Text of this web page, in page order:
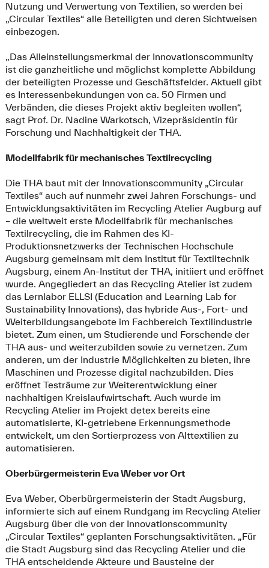
Nutzung und Verwertung von Textilien, so werden bei
„Circular Textiles“ alle Beteiligten und deren Sichtweisen
einbezogen.
„Das Alleinstellungsmerkmal der Innovationscommunity
ist die ganzheitliche und möglichst komplette Abbildung
der beteiligten Prozesse und Geschäftsfelder. Aktuell gibt
es Interessenbekundungen von ca. 50 Firmen und
Verbänden, die dieses Projekt aktiv begleiten wollen“,
sagt Prof. Dr. Nadine Warkotsch, Vizepräsidentin für
Forschung und Nachhaltigkeit der THA.
Modellfabrik für mechanisches Textilrecycling
Die THA baut mit der Innovationscommunity „Circular
Textiles“ auch auf nunmehr zwei Jahren Forschungs- und
Entwicklungsaktivitäten im Recycling Atelier Augburg auf
– die weltweit erste Modellfabrik für mechanisches
Textilrecycling, die im Rahmen des KI-
Produktionsnetzwerks der Technischen Hochschule
Augsburg gemeinsam mit dem Institut für Textiltechnik
Augsburg, einem An-Institut der THA, initiiert und eröffnet
wurde. Angegliedert an das Recycling Atelier ist zudem
das Lernlabor ELLSI (Education and Learning Lab for
Sustainability Innovations), das hybride Aus-, Fort- und
Weiterbildungsangebote im Fachbereich Textilindustrie
bietet. Zum einen, um Studierende und Forschende der
THA aus- und weiterzubilden sowie zu vernetzen. Zum
anderen, um der Industrie Möglichkeiten zu bieten, ihre
Maschinen und Prozesse digital nachzubilden. Dies
eröffnet Testräume zur Weiterentwicklung einer
nachhaltigen Kreislaufwirtschaft. Auch wurde im
Recycling Atelier im Projekt detex bereits eine
automatisierte, KI-getriebene Erkennungsmethode
entwickelt, um den Sortierprozess von Alttextilien zu
automatisieren.
Oberbürgermeisterin Eva Weber vor Ort
Eva Weber, Oberbürgermeisterin der Stadt Augsburg,
informierte sich auf einem Rundgang im Recycling Atelier
Augsburg über die von der Innovationscommunity
„Circular Textiles“ geplanten Forschungsaktivitäten. „Für
die Stadt Augsburg sind das Recycling Atelier und die
THA entscheidende Akteure und Bausteine der